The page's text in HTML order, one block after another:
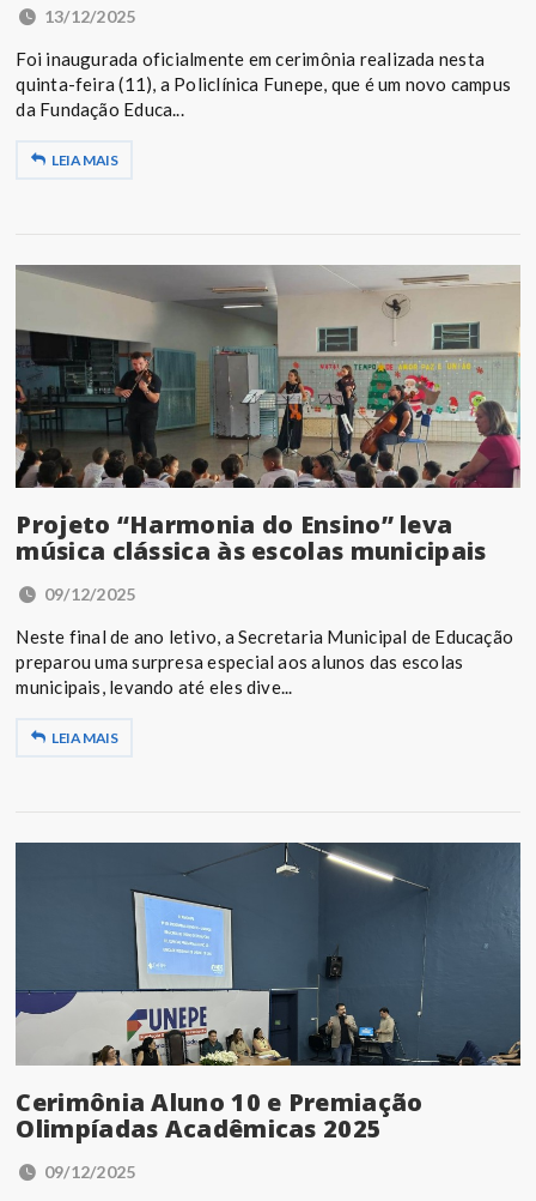
13/12/2025
Foi inaugurada oficialmente em cerimônia realizada nesta
quinta-feira (11), a Policlínica Funepe, que é um novo campus
da Fundação Educa...
LEIA MAIS
Projeto “Harmonia do Ensino” leva
música clássica às escolas municipais
09/12/2025
Neste final de ano letivo, a Secretaria Municipal de Educação
preparou uma surpresa especial aos alunos das escolas
municipais, levando até eles dive...
LEIA MAIS
Cerimônia Aluno 10 e Premiação
Olimpíadas Acadêmicas 2025
09/12/2025